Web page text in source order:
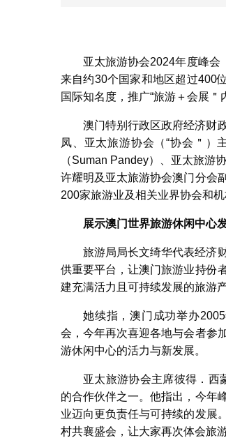
亚太旅游协会2024年度峰会
来自约30个国家和地区超过400
国际知名度，推广“旅游＋会展＂
澳门特别行政区政府经济财
凤、亚太旅游协会（“协会＂）
（Suman Pandey）、亚太旅游
许耀明及亚太旅游协会澳门分会
200家旅游业及相关业界协会和机
展示澳门世界旅游休闲中心
旅游局局长文绮华代表经济
供重要平台，让澳门旅游业持份
建充满活力且可持续发展的旅游产
她续指，澳门成功举办
会，今年再次喜迎各地与会者参
游休闲中心的活力与新发展。
亚太旅游协会主席彼得．西
的合作伙伴之一。他指出，今年
业迈向更负责任与可持续的发展
村共襄盛会，让大家再次体会旅